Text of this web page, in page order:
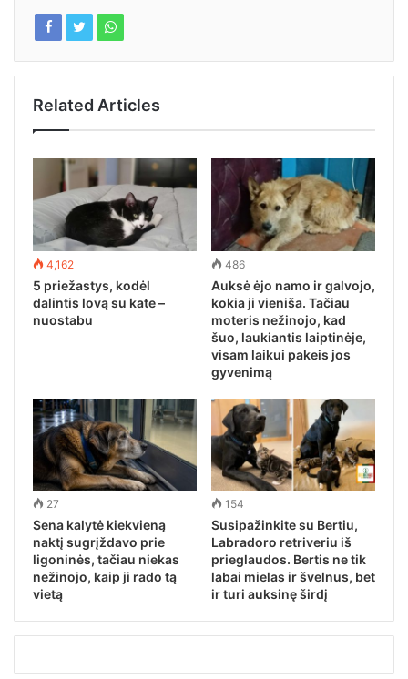
Related Articles
4,162
5 priežastys, kodėl
dalintis lovą su kate –
nuostabu
486
Auksė ėjo namo ir galvojo,
kokia ji vieniša. Tačiau
moteris nežinojo, kad
šuo, laukiantis laiptinėje,
visam laikui pakeis jos
gyvenimą
27
Sena kalytė kiekvieną
naktį sugrįždavo prie
ligoninės, tačiau niekas
nežinojo, kaip ji rado tą
vietą
154
Susipažinkite su Bertiu,
Labradoro retriveriu iš
prieglaudos. Bertis ne tik
labai mielas ir švelnus, bet
ir turi auksinę širdį